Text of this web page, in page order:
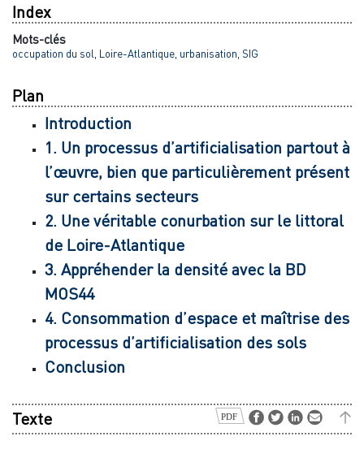
Index
Mots-clés
occupation du sol Loire-Atlantique urbanisation SIG
Plan
Introduction
1. Un processus d’artificialisation partout à
l’œuvre, bien que particulièrement présent
sur certains secteurs
2. Une véritable conurbation sur le littoral
de Loire-Atlantique
3. Appréhender la densité avec la BD
MOS44
4. Consommation d’espace et maîtrise des
processus d’artificialisation des sols
Conclusion
Texte